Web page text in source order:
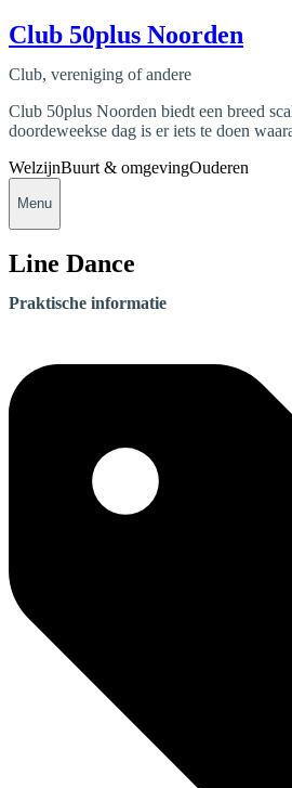
Club 50plus Noorden
Club, vereniging of andere
Club 50plus Noorden biedt een breed
doordeweekse dag is er iets te doen
WelzijnBuurt & omgevingOuderen
Menu
Line Dance
Praktische informatie